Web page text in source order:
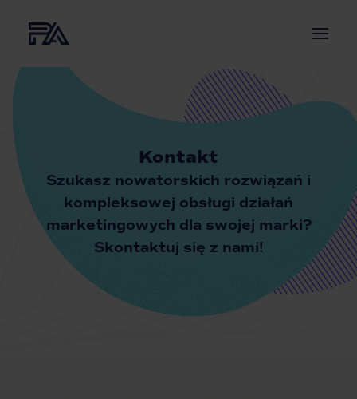
AKTUALNOŚCI
BLOG
KONTAKT
Kontakt
Szukasz nowatorskich rozwiązań i
kompleksowej obsługi działań
marketingowych dla swojej marki?
Skontaktuj się z nami!